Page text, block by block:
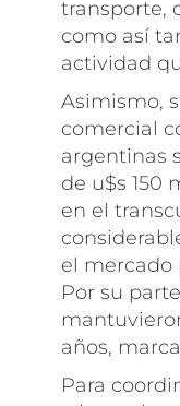
transporte,
como así
actividad
Asimismo,
comercial
argentinas
de u$s 150
en el
el mercado
Por su
años,
Para